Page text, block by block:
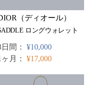
（ディオール）
ロングウォレット
日間： ¥10,000
ヶ月： ¥17,000